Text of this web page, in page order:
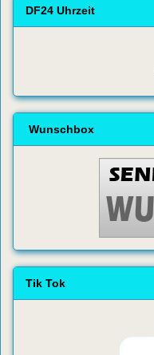
DF24 Uhrzeit
Wunschbox
Tik Tok